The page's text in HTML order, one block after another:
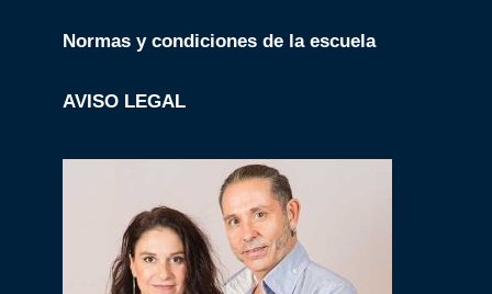
Normas y condiciones de la escuela
AVISO LEGAL